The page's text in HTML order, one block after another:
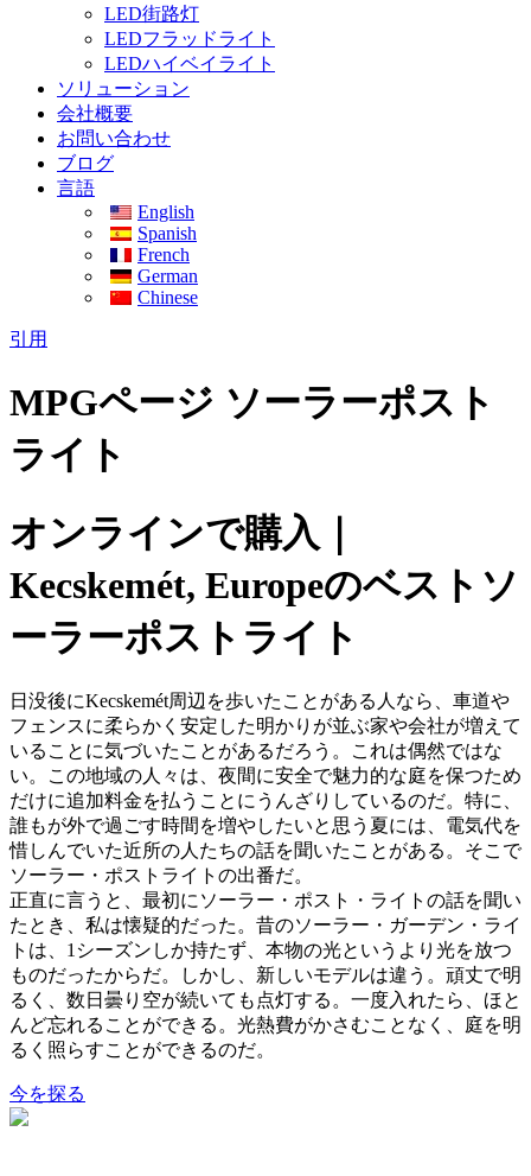
LED街路灯
LEDフラッドライト
LEDハイベイライト
ソリューション
会社概要
お問い合わせ
ブログ
言語
English
Spanish
French
German
Chinese
引用
MPGページ ソーラーポスト
ライト
オンラインで購入｜
Kecskemét, Europeのベストソ
ーラーポストライト
日没後にKecskemét周辺を歩いたことがある人なら、車道や
フェンスに柔らかく安定した明かりが並ぶ家や会社が増えて
いることに気づいたことがあるだろう。これは偶然ではな
い。この地域の人々は、夜間に安全で魅力的な庭を保つため
だけに追加料金を払うことにうんざりしているのだ。特に、
誰もが外で過ごす時間を増やしたいと思う夏には、電気代を
惜しんでいた近所の人たちの話を聞いたことがある。そこで
ソーラー・ポストライトの出番だ。
正直に言うと、最初にソーラー・ポスト・ライトの話を聞い
たとき、私は懐疑的だった。昔のソーラー・ガーデン・ライ
トは、1シーズンしか持たず、本物の光というより光を放つ
ものだったからだ。しかし、新しいモデルは違う。頑丈で明
るく、数日曇り空が続いても点灯する。一度入れたら、ほと
んど忘れることができる。光熱費がかさむことなく、庭を明
るく照らすことができるのだ。
今を探る